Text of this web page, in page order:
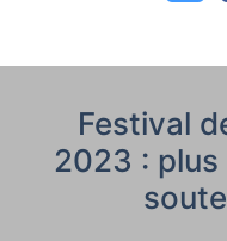
Festival
2023 : plus